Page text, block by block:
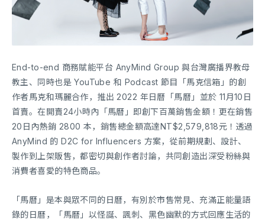
End-to-end 商務賦能平台 AnyMind Group 與台灣廣播界教母
教主、同時也是 YouTube 和 Podcast 節目「馬克信箱」的創
作者馬克和瑪麗合作，推出 2022 年日曆「馬曆」並於 11月10日
首賣。在開賣24小時內「馬曆」即創下百萬銷售金額！更在銷售
20日內熱銷 2800 本，銷售總金額高達NT$2,579,818元！透過
AnyMind 的 D2C for Influencers 方案，從前期規劃、設計、
製作到上架販售，都密切與創作者討論，共同創造出深受粉絲與
消費者喜愛的特色商品。
「馬曆」是本與眾不同的日曆，有別於市售常見、充滿正能量語
錄的日曆，「馬曆」以怪誕、諷刺、黑色幽默的方式回應生活的